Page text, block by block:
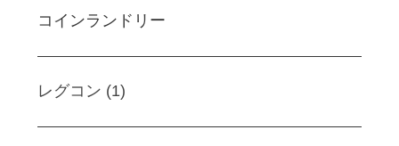
コインランドリー
レグコン (1)